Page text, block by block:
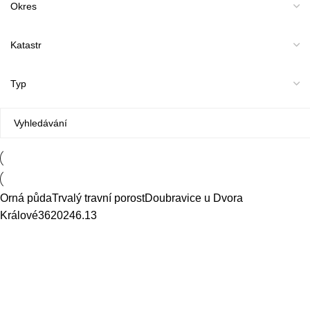
Orná půdaTrvalý travní porostDoubravice u Dvora
Králové3620246.13